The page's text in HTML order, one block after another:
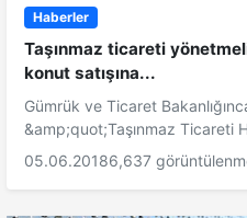
Haberler
Taşınmaz ticareti
konut satışına...
Gümrük ve Ticaret
&amp;quot;Taşınmaz Ticareti
05.06.20186,637